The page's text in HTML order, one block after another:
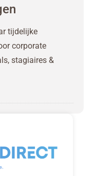
tijdelijke
corporate
stagiaires &